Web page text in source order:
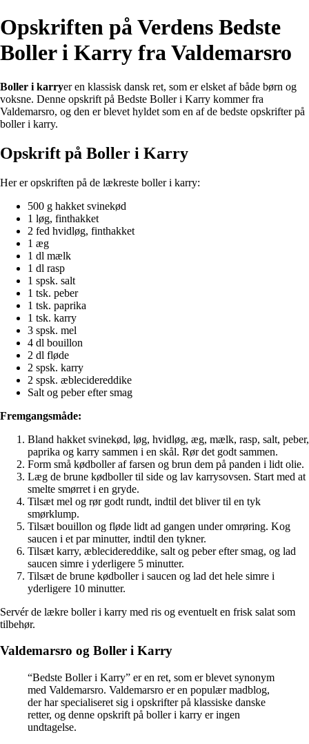
Opskriften på Verdens Bedste
Boller i Karry fra Valdemarsro
Boller i karryer en klassisk dansk ret, som er elsket af både børn og
voksne. Denne opskrift på Bedste Boller i Karry kommer fra
Valdemarsro, og den er blevet hyldet som en af de bedste opskrifter på
boller i karry.
Opskrift på Boller i Karry
Her er opskriften på de lækreste boller i karry:
500 g hakket svinekød
1 løg, finthakket
2 fed hvidløg, finthakket
1 æg
1 dl mælk
1 dl rasp
1 spsk. salt
1 tsk. peber
1 tsk. paprika
1 tsk. karry
3 spsk. mel
4 dl bouillon
2 dl fløde
2 spsk. karry
2 spsk. æblecidereddike
Salt og peber efter smag
Fremgangsmåde:
Bland hakket svinekød, løg, hvidløg, æg, mælk, rasp, salt, peber,
paprika og karry sammen i en skål. Rør det godt sammen.
Form små kødboller af farsen og brun dem på panden i lidt olie.
Læg de brune kødboller til side og lav karrysovsen. Start med at
smelte smørret i en gryde.
Tilsæt mel og rør godt rundt, indtil det bliver til en tyk
smørklump.
Tilsæt bouillon og fløde lidt ad gangen under omrøring. Kog
saucen i et par minutter, indtil den tykner.
Tilsæt karry, æblecidereddike, salt og peber efter smag, og lad
saucen simre i yderligere 5 minutter.
Tilsæt de brune kødboller i saucen og lad det hele simre i
yderligere 10 minutter.
Servér de lækre boller i karry med ris og eventuelt en frisk salat som
tilbehør.
Valdemarsro og Boller i Karry
“Bedste Boller i Karry” er en ret, som er blevet synonym
med Valdemarsro. Valdemarsro er en populær madblog,
der har specialiseret sig i opskrifter på klassiske danske
retter, og denne opskrift på boller i karry er ingen
undtagelse.